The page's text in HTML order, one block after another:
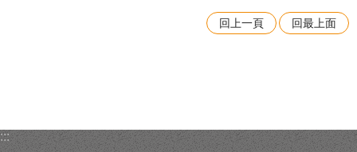
回上一頁 回最上面
:::